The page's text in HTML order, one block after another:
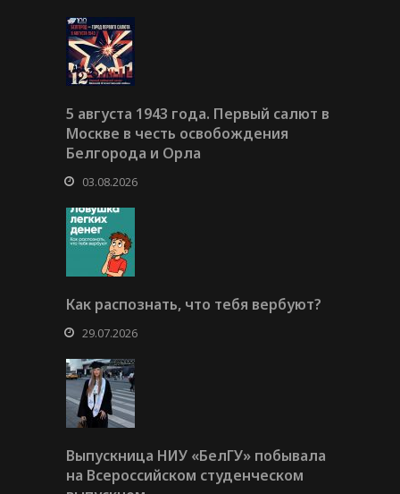
5 августа 1943 года. Первый салют в
Москве в честь освобождения
Белгорода и Орла
03.08.2026
Как распознать, что тебя вербуют?
29.07.2026
Выпускница НИУ «БелГУ» побывала
на Всероссийском студенческом